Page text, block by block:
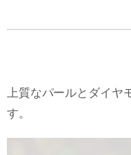
上質なパールとダイヤ
す。